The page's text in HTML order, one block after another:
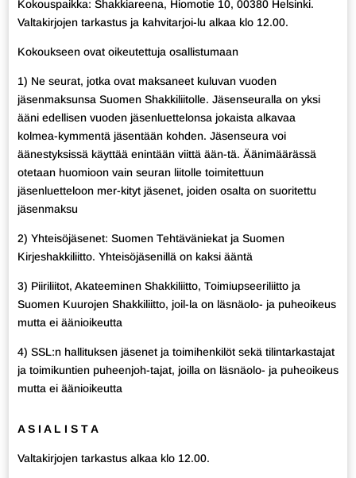
Kokouspaikka: Shakkiareena, Hiomotie 10, 00380 Helsinki.
Valtakirjojen tarkastus ja kahvitarjoi-lu alkaa klo 12.00.
Kokoukseen ovat oikeutettuja osallistumaan
1) Ne seurat, jotka ovat maksaneet kuluvan vuoden
jäsenmaksunsa Suomen Shakkiliitolle. Jäsenseuralla on yksi
ääni edellisen vuoden jäsenluettelonsa jokaista alkavaa
kolmea-kymmentä jäsentään kohden. Jäsenseura voi
äänestyksissä käyttää enintään viittä ään-tä. Äänimäärässä
otetaan huomioon vain seuran liitolle toimitettuun
jäsenluetteloon mer-kityt jäsenet, joiden osalta on suoritettu
jäsenmaksu
2) Yhteisöjäsenet: Suomen Tehtäväniekat ja Suomen
Kirjeshakkiliitto. Yhteisöjäsenillä on kaksi ääntä
3) Piiriliitot, Akateeminen Shakkiliitto, Toimiupseeriliitto ja
Suomen Kuurojen Shakkiliitto, joil-la on läsnäolo- ja puheoikeus
mutta ei äänioikeutta
4) SSL:n hallituksen jäsenet ja toimihenkilöt sekä tilintarkastajat
ja toimikuntien puheenjoh-tajat, joilla on läsnäolo- ja puheoikeus
mutta ei äänioikeutta
A S I A L I S T A
Valtakirjojen tarkastus alkaa klo 12.00.